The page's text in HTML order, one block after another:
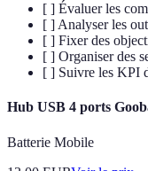
[ ] Évaluer les
[ ] Analyser les
[ ] Fixer des
[ ] Organiser des
[ ] Suivre les KPI
Hub USB 4 ports
Batterie Mobile